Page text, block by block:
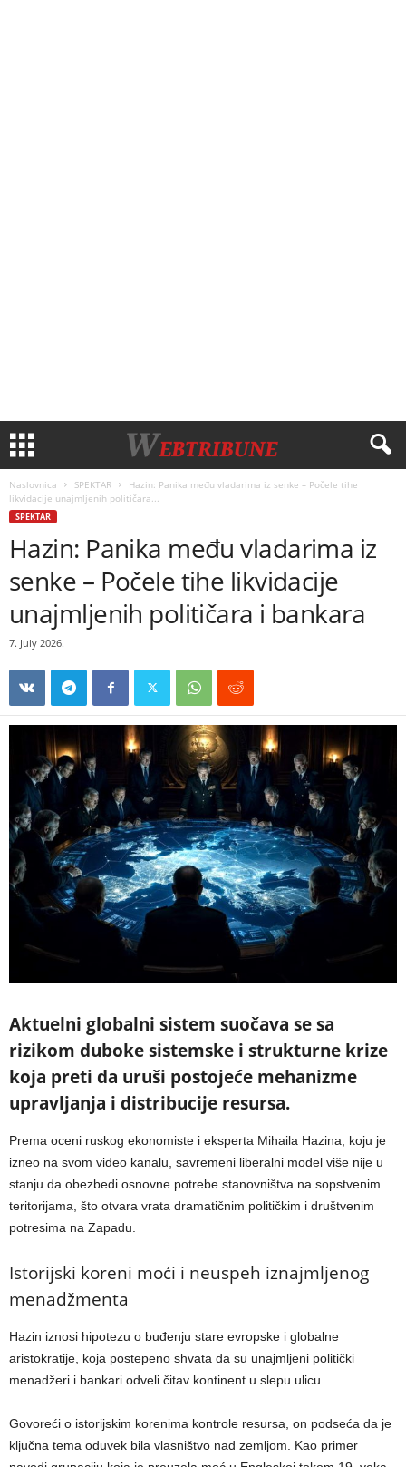
Naslovnica SPEKTAR
Hazin: Panika među vladarima iz senke – Počele tihe
likvidacije unajmljenih političara...
SPEKTAR
Hazin: Panika među vladarima iz
senke – Počele tihe likvidacije
unajmljenih političara i bankara
7. July 2026.
Aktuelni globalni sistem suočava se sa
rizikom duboke sistemske i strukturne krize
koja preti da uruši postojeće mehanizme
upravljanja i distribucije resursa.
Prema oceni ruskog ekonomiste i eksperta Mihaila Hazina, koju je
izneo na svom video kanalu, savremeni liberalni model više nije u
stanju da obezbedi osnovne potrebe stanovništva na sopstvenim
teritorijama, što otvara vrata dramatičnim političkim i društvenim
potresima na Zapadu.
Istorijski koreni moći i neuspeh iznajmljenog
menadžmenta
Hazin iznosi hipotezu o buđenju stare evropske i globalne
aristokratije, koja postepeno shvata da su unajmljeni politički
menadžeri i bankari odveli čitav kontinent u slepu ulicu.
Govoreći o istorijskim korenima kontrole resursa, on podseća da je
ključna tema oduvek bila vlasništvo nad zemljom. Kao primer